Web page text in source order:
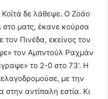
δε λάθεψε. Ο Ζοάο
στο ματς, έκανε κούρσα
Πινέδα, εκείνος τον
τον Αμπντούλ Ραχμάν
το 2-0 στο 73’. Η
με την
αντίπαλη εστία. Κι